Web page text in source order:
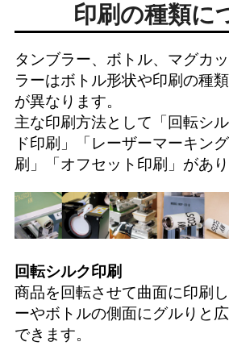
印刷の種類に
タンブラー、ボトル、マグカ
ラーはボトル形状や印刷の種
が異なります。
主な印刷方法として「 回転シ
ド印刷 」「 レーザーマーキング
刷 」「 オフセット印刷 」があ
回転シルク印刷
商品を回転させて曲面に印刷
ーやボトルの側面にグルりと
できます。